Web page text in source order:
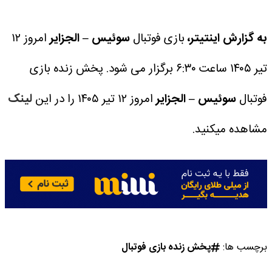
به گزارش اینتیتر،بازی فوتبالسوئیس – الجزایر
امروز ۱۲
تیر ۱۴۰۵ ساعت ۶:۳۰ برگزار می شود.
پخش زنده بازی
فوتبالسوئیس – الجزایرامروز ۱۲ تیر ۱۴۰۵ را در این
لینک
مشاهده میکنید.
برچسب ها: پخش زنده بازی فوتبال